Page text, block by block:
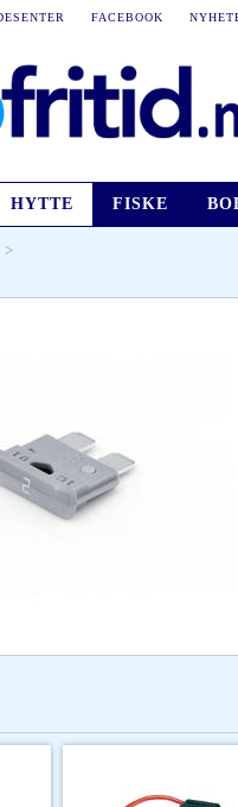
FACEBOOK
HYTTE FISKE
>